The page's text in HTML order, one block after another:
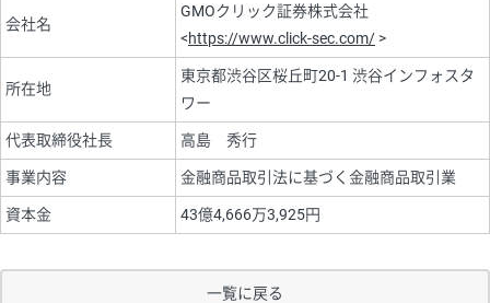
会社名
GMOクリック証券株式会社
<https://www.click-sec.com/ >
所在地
東京都渋谷区桜丘町20-1 渋谷インフォスタ
ワー
代表取締役社長 高島 秀行
事業内容 金融商品取引法に基づく金融商品取引業
資本金 43億4,666万3,925円
一覧に戻る